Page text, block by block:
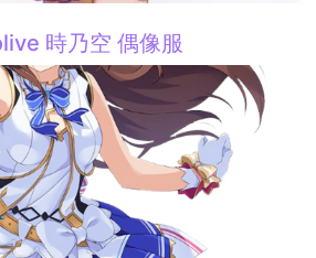
時乃空 偶像服